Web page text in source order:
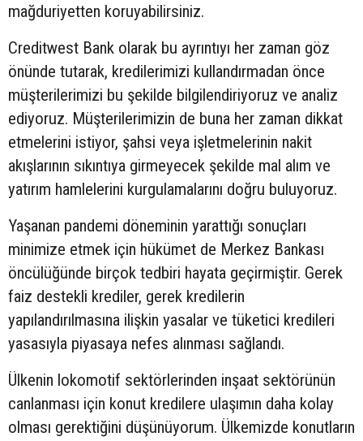
mağduriyetten koruyabilirsiniz.
Creditwest Bank olarak bu ayrıntıyı her zaman göz
önünde tutarak, kredilerimizi kullandırmadan önce
müşterilerimizi bu şekilde bilgilendiriyoruz ve analiz
ediyoruz. Müşterilerimizin de buna her zaman dikkat
etmelerini istiyor, şahsi veya işletmelerinin nakit
akışlarının sıkıntıya girmeyecek şekilde mal alım ve
yatırım hamlelerini kurgulamalarını doğru buluyoruz.
Yaşanan pandemi döneminin yarattığı sonuçları
minimize etmek için hükümet de Merkez Bankası
öncülüğünde birçok tedbiri hayata geçirmiştir. Gerek
faiz destekli krediler, gerek kredilerin
yapılandırılmasına ilişkin yasalar ve tüketici kredileri
yasasıyla piyasaya nefes alınması sağlandı.
Ülkenin lokomotif sektörlerinden inşaat sektörünün
canlanması için konut kredilere ulaşımın daha kolay
olması gerektiğini düşünüyorum. Ülkemizde konutların